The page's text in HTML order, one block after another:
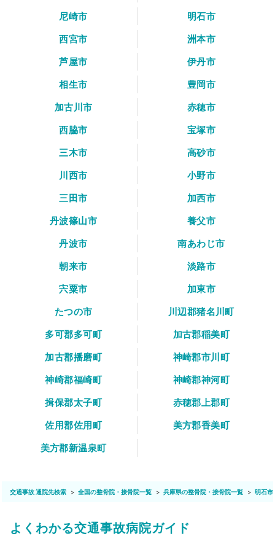
尼崎市
明石市
西宮市
洲本市
芦屋市
伊丹市
相生市
豊岡市
加古川市
赤穂市
西脇市
宝塚市
三木市
高砂市
川西市
小野市
三田市
加西市
丹波篠山市
養父市
丹波市
南あわじ市
朝来市
淡路市
宍粟市
加東市
たつの市
川辺郡猪名川町
多可郡多可町
加古郡稲美町
加古郡播磨町
神崎郡市川町
神崎郡福崎町
神崎郡神河町
揖保郡太子町
赤穂郡上郡町
佐用郡佐用町
美方郡香美町
美方郡新温泉町
交通事故 通院先検索 全国の整骨院・接骨院一覧 兵庫県の整骨院・接骨院一覧 明石市
よくわかる交通事故病院ガイド